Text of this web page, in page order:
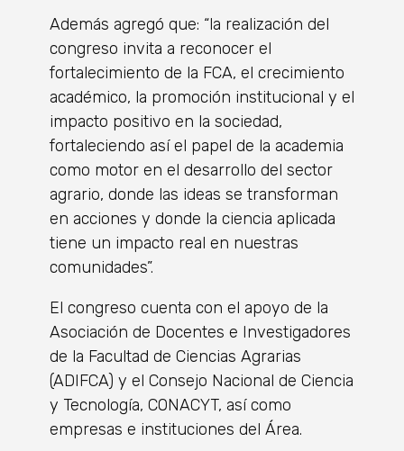
Además agregó que: “la realización del
congreso invita a reconocer el
fortalecimiento de la FCA, el crecimiento
académico, la promoción institucional y el
impacto positivo en la sociedad,
fortaleciendo así el papel de la academia
como motor en el desarrollo del sector
agrario, donde las ideas se transforman
en acciones y donde la ciencia aplicada
tiene un impacto real en nuestras
comunidades”.
El congreso cuenta con el apoyo de la
Asociación de Docentes e Investigadores
de la Facultad de Ciencias Agrarias
(ADIFCA) y el Consejo Nacional de Ciencia
y Tecnología, CONACYT, así como
empresas e instituciones del Área.